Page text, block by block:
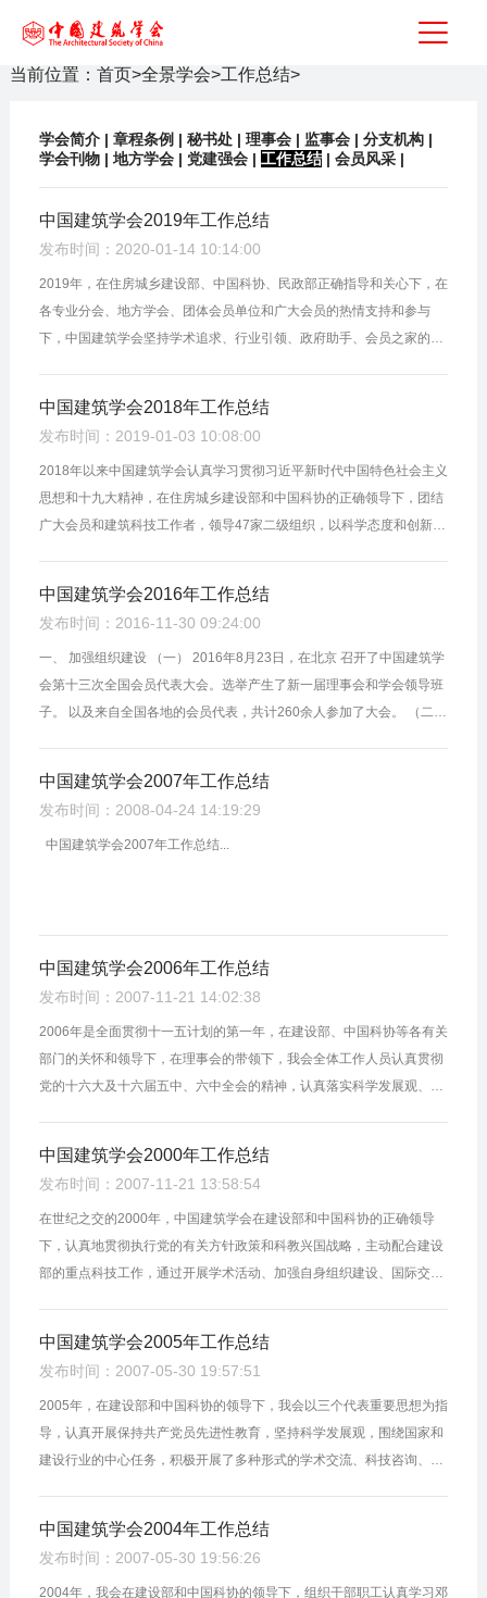
当前位置： 首页>全景学会>工作总结>
学会简介| 章程条例 | 秘书处| 理事会| 监事会| 分支机构|
学会刊物| 地方学会| 党建强会| 工作总结| 会员风采|
中国建筑学会2019年工作总结
发布时间：2020-01-14 10:14:00
2019年，在住房城乡建设部、中国科协、民政部正确指导和关心下，在
各专业分会、地方学会、团体会员单位和广大会员的热情支持和参与
下，中国建筑学会坚持学术追求、行业引领、政府助手、会员之家的办
中国建筑学会2018年工作总结
发布时间：2019-01-03 10:08:00
2018年以来中国建筑学会认真学习贯彻习近平新时代中国特色社会主义
思想和十九大精神，在住房城乡建设部和中国科协的正确领导下，团结
广大会员和建筑科技工作者，领导47家二级组织，以科学态度和创新精
中国建筑学会2016年工作总结
发布时间：2016-11-30 09:24:00
一、 加强组织建设 （一） 2016年8月23日，在北京 召开了中国建筑学
会第十三次全国会员代表大会。选举产生了新一届理事会和学会领导班
子。 以及来自全国各地的会员代表，共计260余人参加了大会。 （二）
中国建筑学会2007年工作总结
发布时间：2008-04-24 14:19:29
中国建筑学会2007年工作总结...
中国建筑学会2006年工作总结
发布时间：2007-11-21 14:02:38
2006年是全面贯彻十一五计划的第一年，在建设部、中国科协等各有关
部门的关怀和领导下，在理事会的带领下，我会全体工作人员认真贯彻
党的十六大及十六届五中、六中全会的精神，认真落实科学发展观、努
中国建筑学会2000年工作总结
发布时间：2007-11-21 13:58:54
在世纪之交的2000年，中国建筑学会在建设部和中国科协的正确领导
下，认真地贯彻执行党的有关方针政策和科教兴国战略，主动配合建设
部的重点科技工作，通过开展学术活动、加强自身组织建设、国际交流
中国建筑学会2005年工作总结
发布时间：2007-05-30 19:57:51
2005年，在建设部和中国科协的领导下，我会以三个代表重要思想为指
导，认真开展保持共产党员先进性教育，坚持科学发展观，围绕国家和
建设行业的中心任务，积极开展了多种形式的学术交流、科技咨询、国
中国建筑学会2004年工作总结
发布时间：2007-05-30 19:56:26
2004年，我会在建设部和中国科协的领导下，组织干部职工认真学习邓